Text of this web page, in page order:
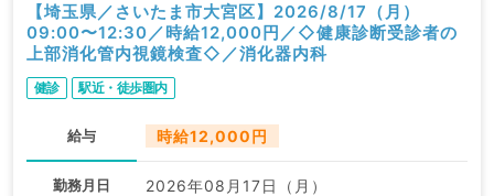
【埼玉県／さいたま市大宮区】2026/8/17（月）
09:00〜12:30／時給12,000円／◇健康診断受診者の
上部消化管内視鏡検査◇／消化器内科
健診 駅近・徒歩圏内
給与 時給12,000円
勤務月日 2026年08月17日（月）